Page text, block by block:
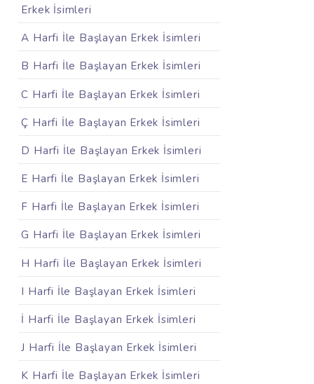
Erkek İsimleri
A Harfi İle Başlayan Erkek İsimleri
B Harfi İle Başlayan Erkek İsimleri
C Harfi İle Başlayan Erkek İsimleri
Ç Harfi İle Başlayan Erkek İsimleri
D Harfi İle Başlayan Erkek İsimleri
E Harfi İle Başlayan Erkek İsimleri
F Harfi İle Başlayan Erkek İsimleri
G Harfi İle Başlayan Erkek İsimleri
H Harfi İle Başlayan Erkek İsimleri
I Harfi İle Başlayan Erkek İsimleri
İ Harfi İle Başlayan Erkek İsimleri
J Harfi İle Başlayan Erkek İsimleri
K Harfi İle Başlayan Erkek İsimleri